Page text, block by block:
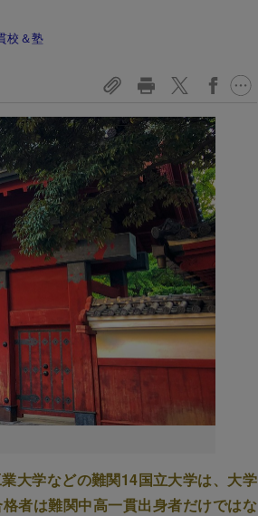
校＆塾
大学などの難関14国立大学は、大学
者は難関中高一貫出身者だけではな